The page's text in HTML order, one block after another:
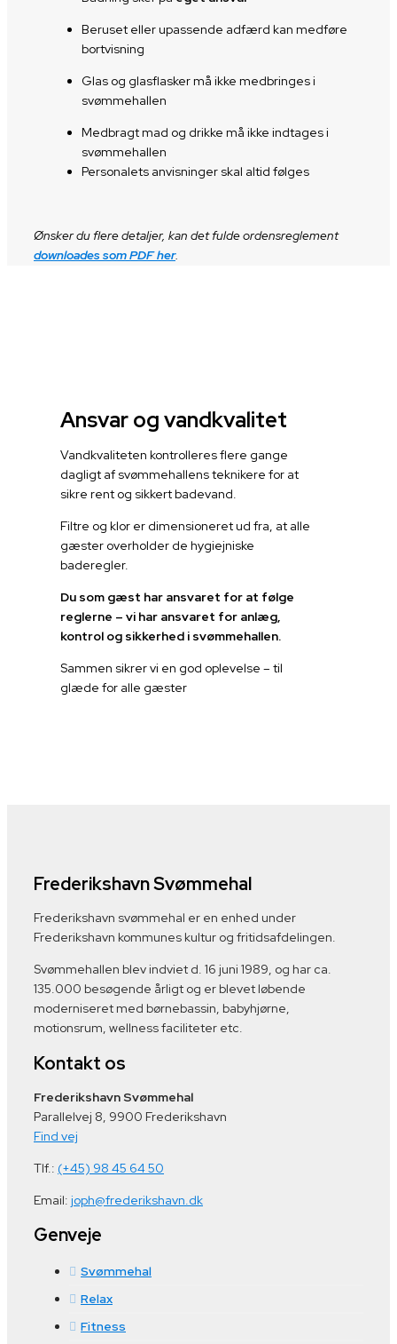
Beruset eller upassende adfærd kan medføre
bortvisning
Glas og glasflasker må ikke medbringes i
svømmehallen
Medbragt mad og drikke må ikke indtages i
svømmehallen
Personalets anvisninger skal altid følges
Ønsker du flere detaljer, kan det fulde ordensreglement
downloades som PDF her.
Ansvar og vandkvalitet
Vandkvaliteten kontrolleres flere gange
dagligt af svømmehallens teknikere for at
sikre rent og sikkert badevand.
Filtre og klor er dimensioneret ud fra, at alle
gæster overholder de hygiejniske
baderegler.
Du som gæst har ansvaret for at følge
reglerne – vi har ansvaret for anlæg,
kontrol og sikkerhed i svømmehallen.
Sammen sikrer vi en god oplevelse – til
glæde for alle gæster
Frederikshavn Svømmehal
Frederikshavn svømmehal er en enhed under
Frederikshavn kommunes kultur og fritidsafdelingen.
Svømmehallen blev indviet d. 16 juni 1989, og har ca.
135.000 besøgende årligt og er blevet løbende
moderniseret med børnebassin, babyhjørne,
motionsrum, wellness faciliteter etc.
Kontakt os
Frederikshavn Svømmehal
Parallelvej 8, 9900 Frederikshavn
Find vej
Tlf.: (+45) 98 45 64 50
Email: joph@frederikshavn.dk
Genveje
Svømmehal
Relax
Fitness